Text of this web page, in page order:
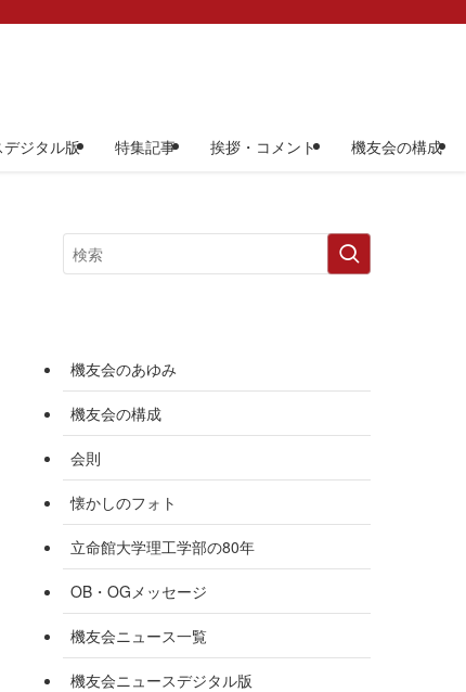
ジタル版 特集記事 挨拶・コメント 機友会の構成
機友会のあゆみ
機友会の構成
会則
懐かしのフォト
立命館大学理工学部の80年
OB・OGメッセージ
機友会ニュース一覧
機友会ニュースデジタル版